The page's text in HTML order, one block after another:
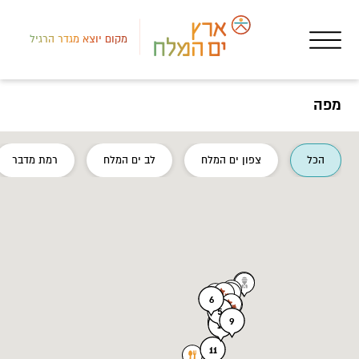
מקום יוצא מגדר הרגיל
מפה
הכל צפון ים המלח לב ים המלח רמת מדבר
11
11
5
6
9